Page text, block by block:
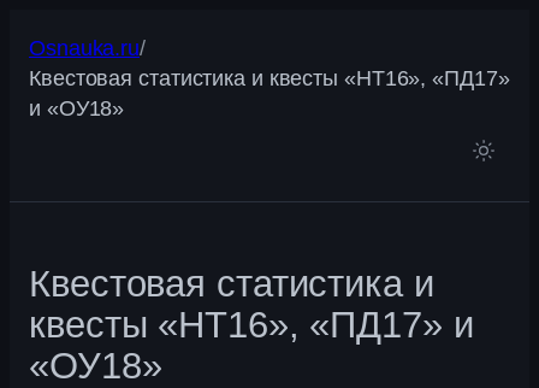
содержимому
Osnauka.ru/
Квестовая статистика и квесты «НТ16», «ПД17»
и «ОУ18»
Квестовая статистика и
квесты «НТ16», «ПД17» и
«ОУ18»